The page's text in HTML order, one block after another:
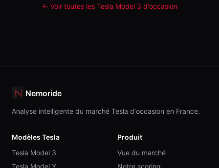
← Voir toutes les Tesla Model 3 d'occasion
Nemoride
Analyse intelligente du marché Tesla d'occasion en France.
Modèles Tesla
Tesla Model 3
Tesla Model Y
Produit
Vue du marché
Notre scoring